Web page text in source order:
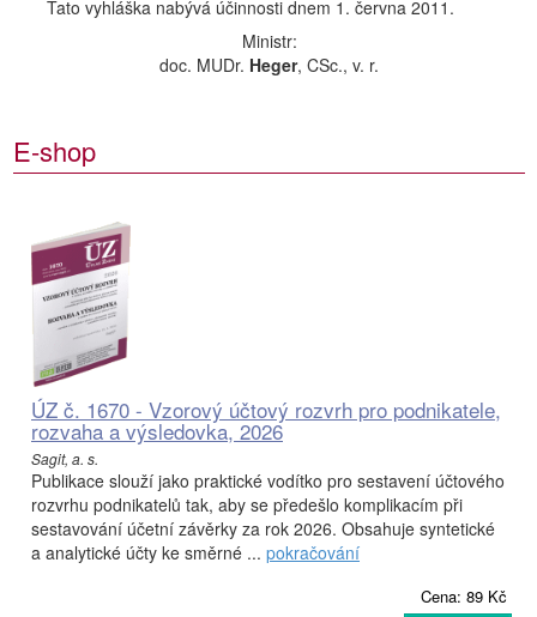
Tato vyhláška nabývá účinnosti dnem 1. června 2011.
Ministr:
doc. MUDr. Heger, CSc., v. r.
E-shop
ÚZ č. 1670 - Vzorový účtový rozvrh pro podnikatele,
rozvaha a výsledovka, 2026
Sagit, a. s.
Publikace slouží jako praktické vodítko pro sestavení účtového
rozvrhu podnikatelů tak, aby se předešlo komplikacím při
sestavování účetní závěrky za rok 2026. Obsahuje syntetické
a analytické účty ke směrné ... pokračování
Cena: 89 Kč